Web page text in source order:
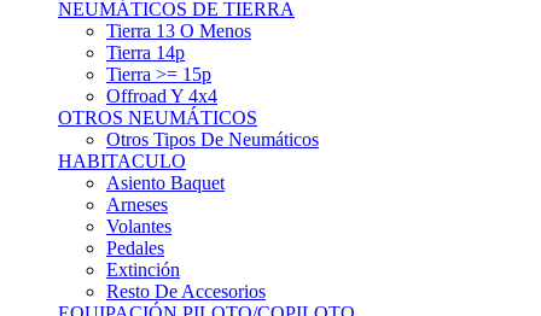
Tierra 14p
Tierra >= 15p
Offroad Y 4x4
OTROS NEUMÁTICOS
Otros Tipos De Neumáticos
HABITACULO
Asiento Baquet
Arneses
Volantes
Pedales
Extinción
Resto De Accesorios
EQUIPACIÓN PILOTO/COPILOTO
Packs Completos